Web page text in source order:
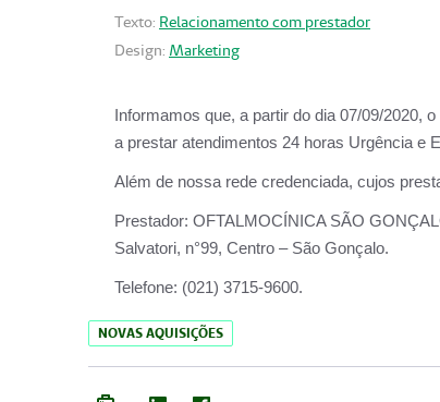
Texto: Relacionamento com prestador
Design: Marketing
Informamos que, a partir do dia 07/09/2020, o
a prestar atendimentos 24 horas Urgência e
Além de nossa rede credenciada, cujos
Prestador:
Salvatori, n°99, Centro – São Gonçalo.
Telefone: (021) 3715-9600.
NOVAS AQUISIÇÕES